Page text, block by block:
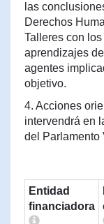
las
Derechos
Talleres con
aprendizajes
agentes
objetivo.
4. Acciones
intervendrá en
del Parlamento
Entidad
financiadora